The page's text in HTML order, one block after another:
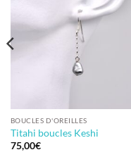
BOUCLES D'OREILLES
Titahi boucles Keshi
75,00€